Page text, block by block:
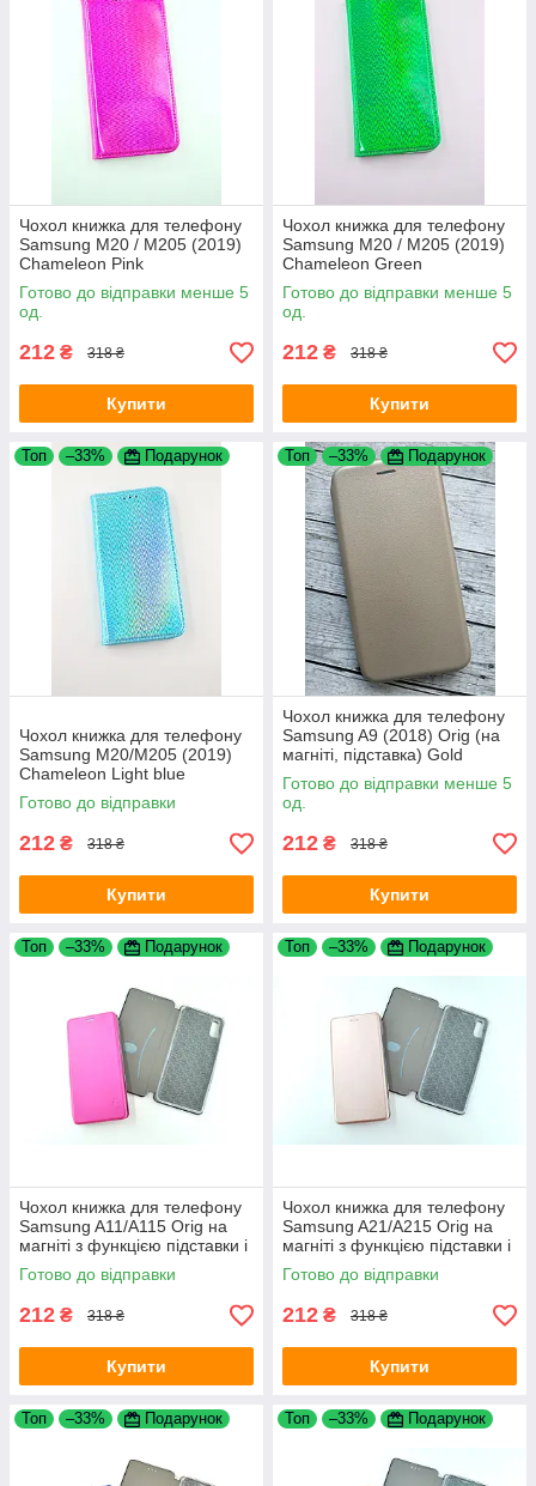
Чохол книжка для телефону
Samsung M20 / M205 (2019)
Chameleon Pink
Готово до відправки менше 5
од.
212 ₴ 318 ₴
Купити
Чохол книжка для телефону
Samsung M20 / M205 (2019)
Chameleon Green
Готово до відправки менше 5
од.
212 ₴ 318 ₴
Купити
Топ –33% Подарунок
Чохол книжка для телефону
Samsung M20/M205 (2019)
Chameleon Light blue
Готово до відправки
212 ₴ 318 ₴
Купити
Топ –33% Подарунок
Чохол книжка для телефону
Samsung A9 (2018) Orig (на
магніті, підставка) Gold
Готово до відправки менше 5
од.
212 ₴ 318 ₴
Купити
Топ –33% Подарунок
Чохол книжка для телефону
Samsung A11/A115 Orig на
магніті з функцією підставки і
кишенею для карток Pink
Готово до відправки
212 ₴ 318 ₴
Купити
Топ –33% Подарунок
Чохол книжка для телефону
Samsung A21/A215 Orig на
магніті з функцією підставки і
кишенею для карток Rose
gold 4you
Готово до відправки
212 ₴ 318 ₴
Купити
Топ –33% Подарунок Топ –33% Подарунок